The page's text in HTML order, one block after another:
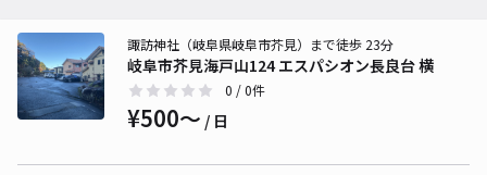
岐阜市芥見海戸山124 エスパシオン長良台 横
諏訪神社（岐阜県岐阜市芥見）まで徒歩 23分
0 / 0件
¥500〜 / 日